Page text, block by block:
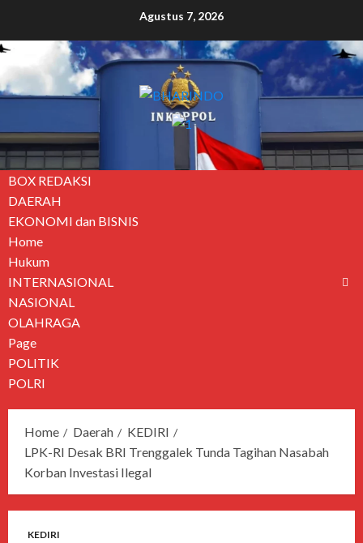
Agustus 7, 2026
BOX REDAKSI
DAERAH
EKONOMI dan BISNIS
Home
Hukum
INTERNASIONAL
NASIONAL
OLAHRAGA
Page
POLITIK
POLRI
Home Daerah
KEDIRI
LPK-RI Desak BRI Trenggalek Tunda Tagihan Nasabah
Korban Investasi Ilegal
KEDIRI